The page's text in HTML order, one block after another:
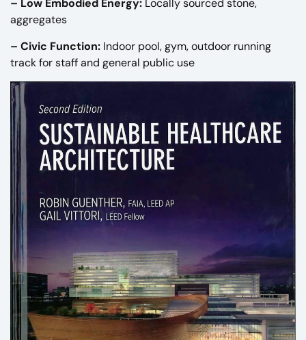
– Low Embodied Energy: Locally sourced stone,
aggregates
– Civic Function: Indoor pool, gym, outdoor running
track for staff and general public use